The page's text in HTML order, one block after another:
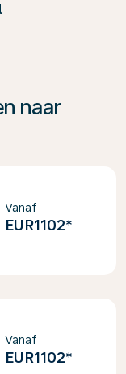
naar
Vanaf
EUR1102*
Vanaf
EUR1102*